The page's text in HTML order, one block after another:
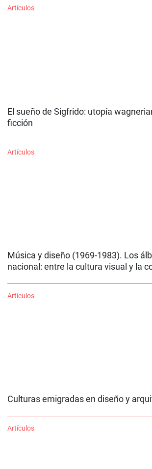
Artículos
El sueño de Sigfrido: utopía
ficción
Artículos
Música y diseño (1969-1983). Los
nacional: entre la cultura visual y la
Artículos
Culturas emigradas en diseño y
Artículos